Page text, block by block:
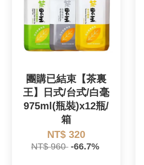
團購已結束【茶裏
王】日式/台式/白毫
975ml(瓶裝)x12瓶/
箱
NT$ 320
NT$ 960 -66.7%